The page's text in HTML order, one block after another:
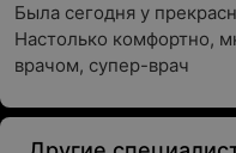
Была сегодня у
Настолько комфортно,
врачом, супер-врач